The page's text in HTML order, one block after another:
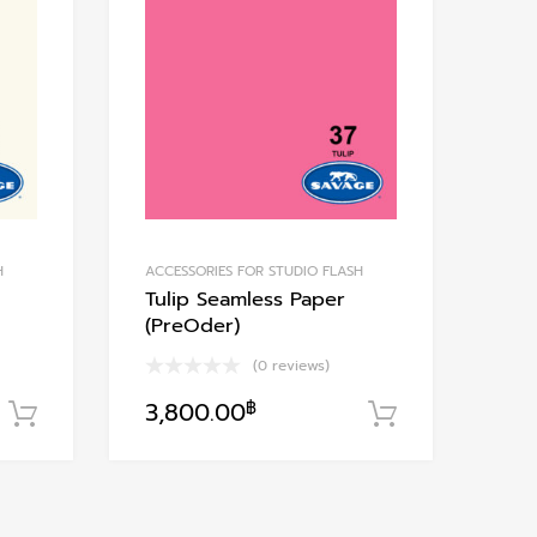
หยิบใส่ตะกร้า
ACCESSORIES FOR STUDIO FLASH
Tulip Seamless Paper
(PreOder)
(0 reviews)
3,800.00฿